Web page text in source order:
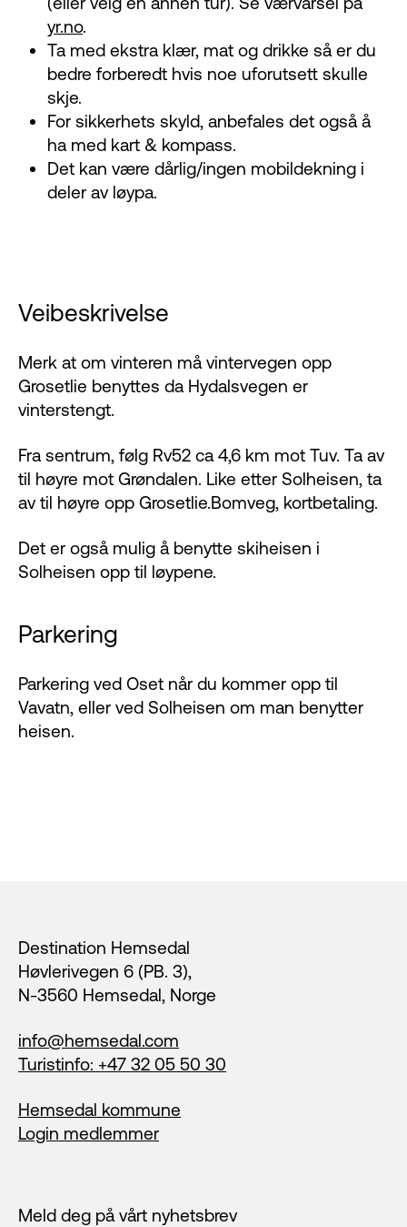
yr.no.
Ta med ekstra klær, mat og drikke så er du
bedre forberedt hvis noe uforutsett skulle
skje.
For sikkerhets skyld, anbefales det også å
ha med kart & kompass.
Det kan være dårlig/ingen mobildekning i
deler av løypa.
Veibeskrivelse
Merk at om vinteren må vintervegen opp
Grosetlie benyttes da Hydalsvegen er
vinterstengt.
Fra sentrum, følg Rv52 ca 4,6 km mot Tuv. Ta av
til høyre mot Grøndalen. Like etter Solheisen, ta
av til høyre opp Grosetlie.Bomveg, kortbetaling.
Det er også mulig å benytte skiheisen i
Solheisen opp til løypene.
Parkering
Parkering ved Oset når du kommer opp til
Vavatn, eller ved Solheisen om man benytter
heisen.
Destination Hemsedal
Høvlerivegen 6 (PB. 3),
N-3560 Hemsedal, Norge
info@hemsedal.com
Turistinfo: +47 32 05 50 30
Hemsedal kommune
Login medlemmer
Meld deg på vårt nyhetsbrev